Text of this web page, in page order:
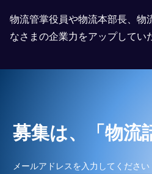
物流管掌役員や物流本部長、物
なさまの企業力をアップしてい
募集は、「物流
メールアドレスを入力してください